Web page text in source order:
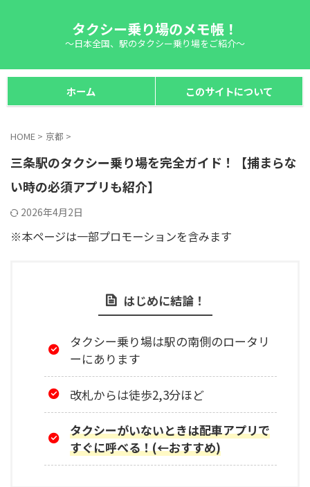
タクシー乗り場のメモ帳！
～日本全国、駅のタクシー乗り場をご紹介～
ホーム このサイトについて
HOME > 京都 >
三条駅のタクシー乗り場を完全ガイド！【捕まらな
い時の必須アプリも紹介】
2026年4月2日
※本ページは一部プロモーションを含みます
はじめに結論！
タクシー乗り場は駅の南側のロータリ
ーにあります
改札からは徒歩2,3分ほど
タクシーがいないときは配車アプリで
すぐに呼べる！(←おすすめ)